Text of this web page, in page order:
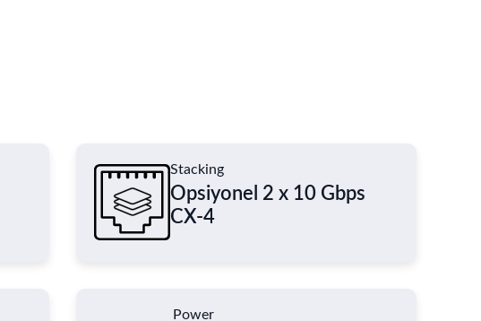
Stacking
Opsiyonel 2 x 10 Gbps
CX-4
Power